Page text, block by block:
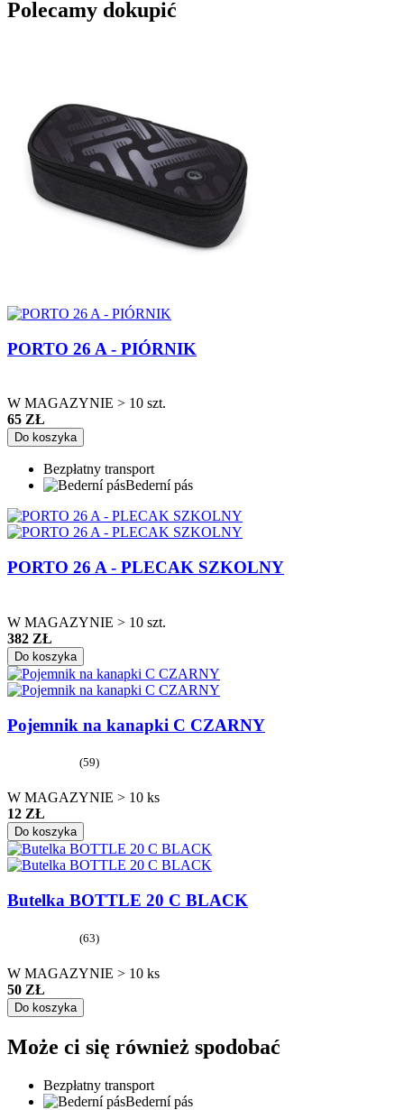
Polecamy dokupić
PORTO 26 A - PIÓRNIK
W MAGAZYNIE > 10 szt.
65 ZŁ
Do koszyka
Bezpłatny transport
Bederní pás
PORTO 26 A - PLECAK SZKOLNY
W MAGAZYNIE > 10 szt.
382 ZŁ
Do koszyka
Pojemnik na kanapki C CZARNY
(59)
W MAGAZYNIE > 10 ks
12 ZŁ
Do koszyka
Butelka BOTTLE 20 C BLACK
(63)
W MAGAZYNIE > 10 ks
50 ZŁ
Do koszyka
Może ci się również spodobać
Bezpłatny transport
Bederní pás